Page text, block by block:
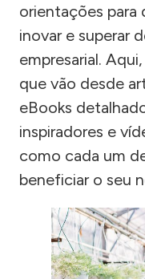
orientações para
inovar e superar
empresarial.
que vão desde
eBooks
inspiradores e
como cada um
beneficiar o seu